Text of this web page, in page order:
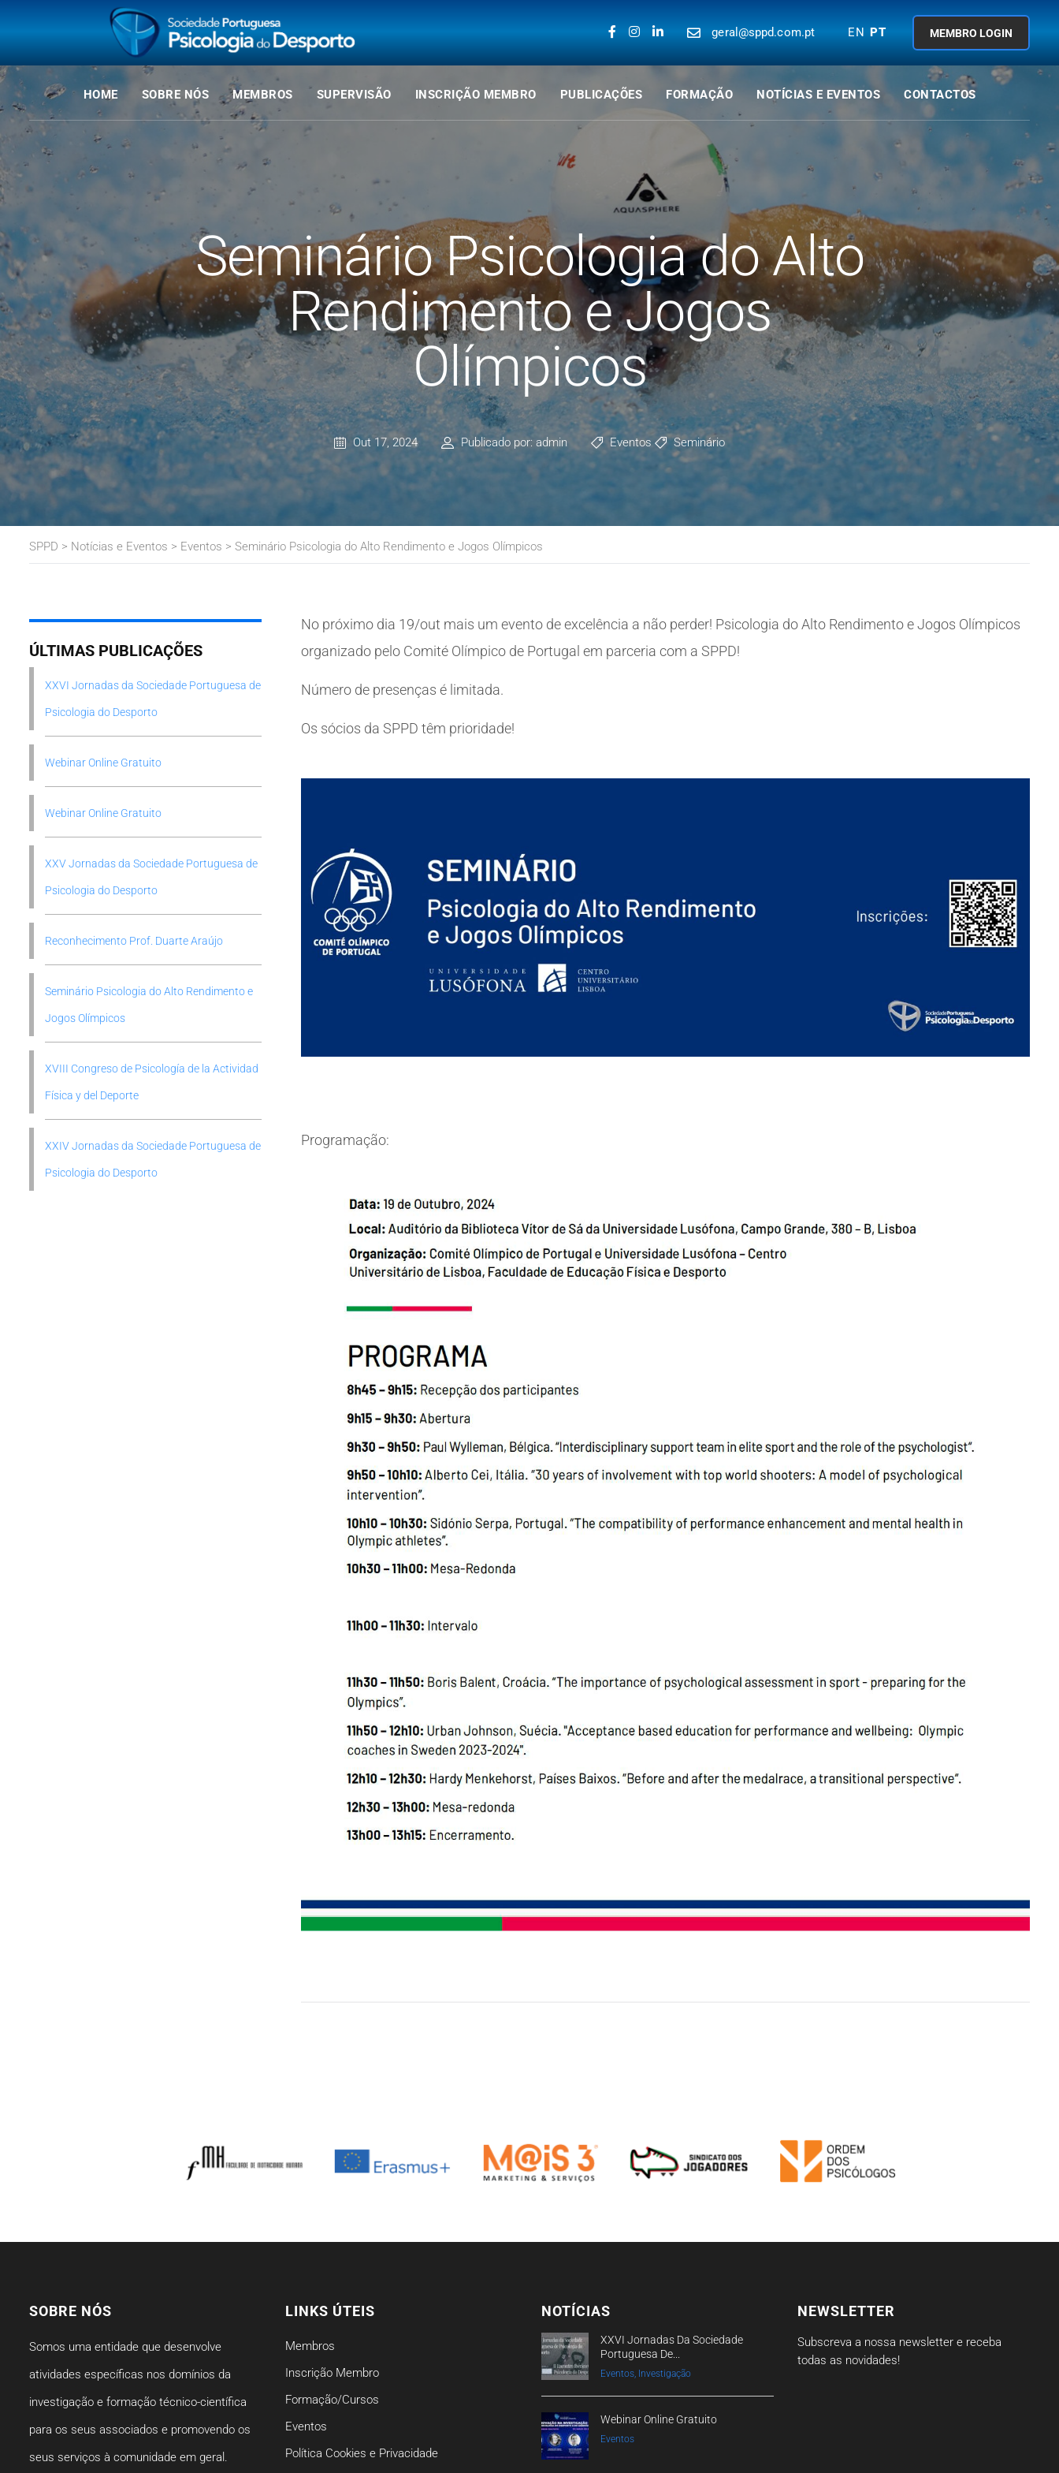
geral@sppd.com.pt EN PT MEMBRO LOGIN
HOME SOBRE NÓS MEMBROS SUPERVISÃO INSCRIÇÃO MEMBRO PUBLICAÇÕES FORMAÇÃO NOTÍCIAS E EVENTOS CONTACTOS
Seminário Psicologia do Alto
Rendimento e Jogos
Olímpicos
SPPD > Notícias e Eventos > Eventos > Seminário Psicologia do Alto Rendimento e Jogos Olímpicos
Out 17, 2024 Publicado por: admin Eventos Seminário
No próximo dia 19/out mais um evento de excelência a não perder! Psicologia do Alto Rendimento e Jogos Olímpicos
organizado pelo Comité Olímpico de Portugal em parceria com a SPPD!
Número de presenças é limitada.
Os sócios da SPPD têm prioridade!
Programação:
ÚLTIMAS PUBLICAÇÕES
XXVI Jornadas da Sociedade Portuguesa de
Psicologia do Desporto
Webinar Online Gratuito
Webinar Online Gratuito
XXV Jornadas da Sociedade Portuguesa de
Psicologia do Desporto
Reconhecimento Prof. Duarte Araújo
Seminário Psicologia do Alto Rendimento e
Jogos Olímpicos
XVIII Congreso de Psicología de la Actividad
Física y del Deporte
XXIV Jornadas da Sociedade Portuguesa de
Psicologia do Desporto
SOBRE NÓS
Somos uma entidade que desenvolve
atividades específicas nos domínios da
investigação e formação técnico-científica
para os seus associados e promovendo os
seus serviços à comunidade em geral.
LINKS ÚTEIS
Membros
Inscrição Membro
Formação/Cursos
Eventos
Política Cookies e Privacidade
NOTÍCIAS
XXVI Jornadas Da Sociedade
Portuguesa De...
Eventos, Investigação
Webinar Online Gratuito
Eventos
NEWSLETTER
Subscreva a nossa newsletter e receba
todas as novidades!